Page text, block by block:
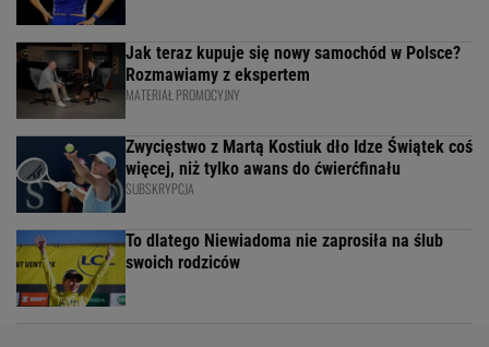
Jak teraz kupuje się nowy samochód w Polsce?
Rozmawiamy z ekspertem
MATERIAŁ PROMOCYJNY
Zwycięstwo z Martą Kostiuk dło Idze Świątek coś
więcej, niż tylko awans do ćwierćfinału
SUBSKRYPCJA
To dlatego Niewiadoma nie zaprosiła na ślub
swoich rodziców